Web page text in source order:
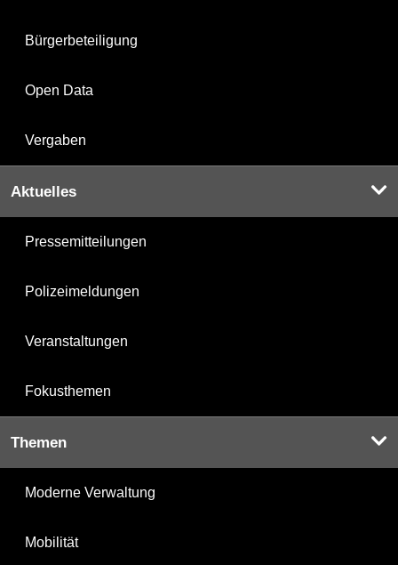
Bürgerbeteiligung
Open Data
Vergaben
Aktuelles
Pressemitteilungen
Polizeimeldungen
Veranstaltungen
Fokusthemen
Themen
Moderne Verwaltung
Mobilität